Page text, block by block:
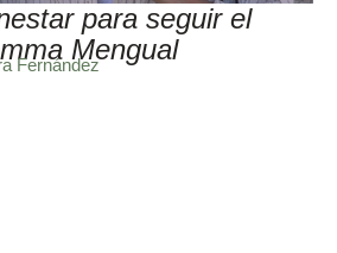
para seguir el
Mengual
Fernández